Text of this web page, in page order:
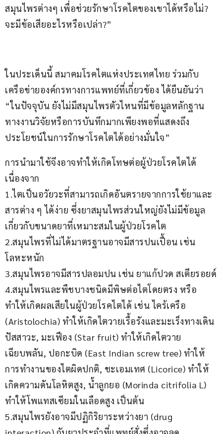
สมุนไพรต่างๆ เพื่อช่วยรักษาโรคไตของเขาได้หรือไม่?
จะมีข้อเสียอะไรหรือเปล่า?”
ในประเด็นนี้ สมาคมโรคไตแห่งประเทศไทย ร่วมกับ
เครือข่ายองค์กรทางการแพทย์ที่เกี่ยวข้อง ได้ยืนยันว่า
“ในปัจจุบัน ยังไม่มีสมุนไพรตัวไหนที่มีข้อมูลหลักฐาน
ทางงานวิจัยหรือการบันทึกมากเพียงพอที่แสดงถึง
ประโยชน์ในการรักษาโรคไตได้อย่างมั่นใจ”
การนำมาใช้จึงอาจทำให้เกิดโทษต่อผู้ป่วยโรคไตได้
เนื่องจาก
1.ไตเป็นอวัยวะที่สามารถเกิดอันตรายจากการใช้ยาและ
สารต่าง ๆ ได้ง่าย ซึ่งยาสมุนไพรส่วนใหญ่ยังไม่มีข้อมูล
เกี่ยวกับขนาดยาที่เหมาะสมในผู้ป่วยโรคไต
2.สมุนไพรที่ไม่ได้มาตรฐานอาจมีสารปนเปื้อน เช่น
โลหะหนัก
3.สมุนไพรอาจมีสารปลอมปน เช่น ยาแก้ปวด สเตียรอยด์
4.สมุนไพรและพืชบางชนิดมีพิษต่อไตโดยตรง หรือ
ทำให้เกิดผลเสียในผู้ป่วยโรคไตได้ เช่น ไคร้เครือ
(Aristolochia) ทำให้เกิดไตวายเรื้อรังและมะเร็งทางเดิน
ปัสสาวะ, มะเฟือง (Star fruit) ทำให้เกิดไตวาย
เฉียบพลัน, ปอกะบิด (East Indian screw tree) ทำให้
การทำงานของไตผิดปกติ, ชะเอมเทศ (Licorice) ทำให้
เกิดความดันโลหิตสูง, น้ำลูกยอ (Morinda citrifolia L)
ทำให้โพแทสเซียมในเลือดสูง เป็นต้น
5.สมุนไพรยังอาจมีปฏิกิริยาระหว่างยา (drug